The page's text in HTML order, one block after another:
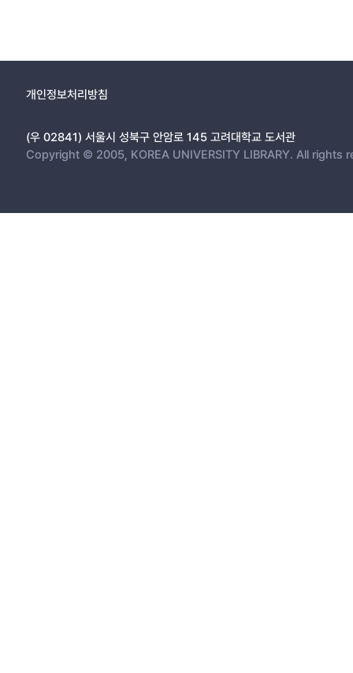
개인정보처리방침
(우 02841) 서울시 성북구 안암로 145 고려대학교 도서관
Copyright © 2005, KOREA UNIVERSITY LIBRARY. All rights